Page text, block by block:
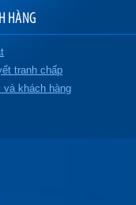
HÀNG
tranh chấp
và khách hàng